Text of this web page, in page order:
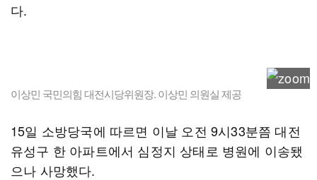
다.
이상민 국민의힘 대전시당위원장. 이상민 의원실 제공
15일 소방당국에 따르면 이날 오전 9시33분쯤 대전
유성구 한 아파트에서 심정지 상태로 병원에 이송됐
으나 사망했다.